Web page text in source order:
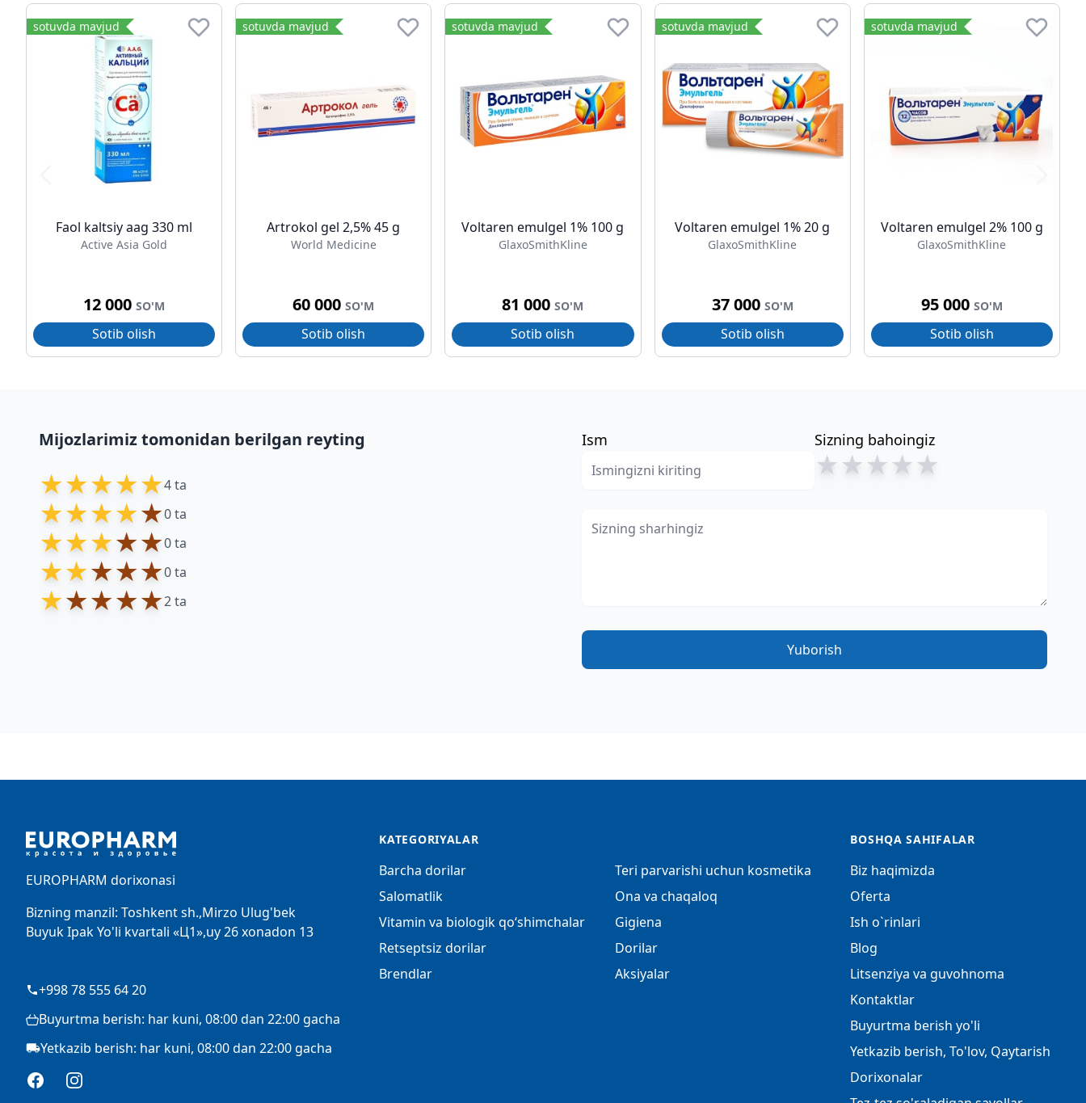
sotuvda mavjud
Faol kaltsiy aag 330 ml
Active Asia Gold
12 000SO'M
Sotib olish
sotuvda mavjud
Artrokol gel 2,5% 45 g
World Medicine
60 000SO'M
Sotib olish
sotuvda mavjud
Voltaren emulgel 1% 100 g
GlaxoSmithKline
81 000SO'M
Sotib olish
sotuvda mavjud
Voltaren emulgel 1% 20 g
GlaxoSmithKline
37 000 SO'M
Sotib olish
sotuvda mavjud
Voltaren emulgel 2% 100 g
GlaxoSmithKline
95 000 SO'M
Sotib olish
Mijozlarimiz tomonidan berilgan reyting
★★★★★4 ta
★★★★★0 ta
★★★★★0 ta
★★★★★0 ta
★★★★★2 ta
Ism Sizning bahoingiz
★★★★★
Yuborish
EUROPHARM dorixonasi
Bizning manzil: Toshkent sh.,Mirzo Ulug'bek
Buyuk Ipak Yo'li kvartali «Ц1»,uy 26 xonadon 13
+998 78 555 64 20
Buyurtma berish: har kuni, 08:00 dan 22:00 gacha
Yetkazib berish: har kuni, 08:00 dan 22:00 gacha
FacebookInstagram
KATEGORIYALAR
Barcha dorilar
Salomatlik
Vitamin va biologik qo‘shimchalar
Retseptsiz dorilar
Brendlar
Teri parvarishi uchun kosmetika
Ona va chaqaloq
Gigiena
Dorilar
Aksiyalar
BOSHQA SAHIFALAR
Biz haqimizda
Oferta
Ish o`rinlari
Blog
Litsenziya va guvohnoma
Kontaktlar
Buyurtma berish yo'li
Yetkazib berish, To'lov, Qaytarish
Dorixonalar